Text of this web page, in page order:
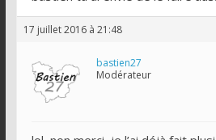
17 juillet 2016 à 21:48
bastien27
Modérateur